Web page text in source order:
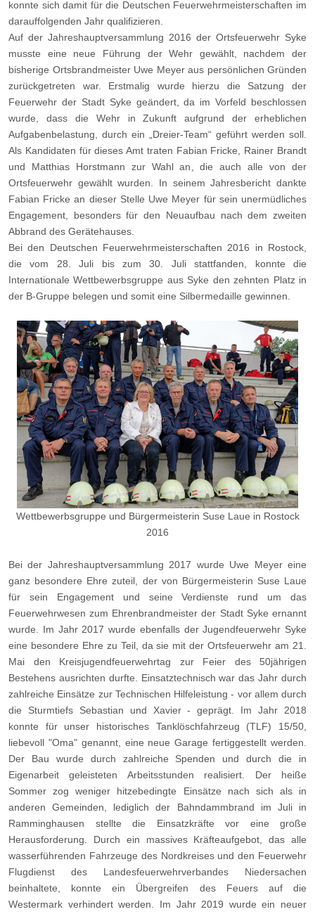
konnte sich damit für die Deutschen Feuerwehrmeisterschaften im
darauffolgenden Jahr qualifizieren.
Auf der Jahreshauptversammlung 2016 der Ortsfeuerwehr Syke
musste eine neue Führung der Wehr gewählt, nachdem der
bisherige Ortsbrandmeister Uwe Meyer aus persönlichen Gründen
zurückgetreten war. Erstmalig wurde hierzu die Satzung der
Feuerwehr der Stadt Syke geändert, da im Vorfeld beschlossen
wurde, dass die Wehr in Zukunft aufgrund der erheblichen
Aufgabenbelastung, durch ein „Dreier-Team“ geführt werden soll.
Als Kandidaten für dieses Amt traten Fabian Fricke, Rainer Brandt
und Matthias Horstmann zur Wahl an, die auch alle von der
Ortsfeuerwehr gewählt wurden. In seinem Jahresbericht dankte
Fabian Fricke an dieser Stelle Uwe Meyer für sein unermüdliches
Engagement, besonders für den Neuaufbau nach dem zweiten
Abbrand des Gerätehauses.
Bei den Deutschen Feuerwehrmeisterschaften 2016 in Rostock,
die vom 28. Juli bis zum 30. Juli stattfanden, konnte die
Internationale Wettbewerbsgruppe aus Syke den zehnten Platz in
der B-Gruppe belegen und somit eine Silbermedaille gewinnen.
Wettbewerbsgruppe und Bürgermeisterin Suse Laue in Rostock
2016
Bei der Jahreshauptversammlung 2017 wurde Uwe Meyer eine
ganz besondere Ehre zuteil, der von Bürgermeisterin Suse Laue
für sein Engagement und seine Verdienste rund um das
Feuerwehrwesen zum Ehrenbrandmeister der Stadt Syke ernannt
wurde. Im Jahr 2017 wurde ebenfalls der Jugendfeuerwehr Syke
eine besondere Ehre zu Teil, da sie mit der Ortsfeuerwehr am 21.
Mai den Kreisjugendfeuerwehrtag zur Feier des 50jährigen
Bestehens ausrichten durfte. Einsatztechnisch war das Jahr durch
zahlreiche Einsätze zur Technischen Hilfeleistung - vor allem durch
die Sturmtiefs Sebastian und Xavier - geprägt. Im Jahr 2018
konnte für unser historisches Tanklöschfahrzeug (TLF) 15/50,
liebevoll "Oma" genannt, eine neue Garage fertiggestellt werden.
Der Bau wurde durch zahlreiche Spenden und durch die in
Eigenarbeit geleisteten Arbeitsstunden realisiert. Der heiße
Sommer zog weniger hitzebedingte Einsätze nach sich als in
anderen Gemeinden, lediglich der Bahndammbrand im Juli in
Ramminghausen stellte die Einsatzkräfte vor eine große
Herausforderung. Durch ein massives Kräfteaufgebot, das alle
wasserführenden Fahrzeuge des Nordkreises und den Feuerwehr
Flugdienst des Landesfeuerwehrverbandes Niedersachen
beinhaltete, konnte ein Übergreifen des Feuers auf die
Westermark verhindert werden. Im Jahr 2019 wurde ein neuer